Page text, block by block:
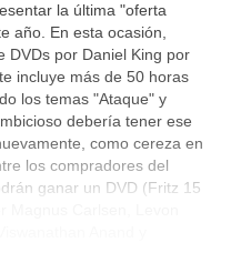
la última "oferta
año. En esta ocasión,
DVDs por Daniel King por
incluye más de 50 horas
los temas "Ataque" y
debería tener ese
como cereza en
los compradores del
ganar un DVD (Fritz 15